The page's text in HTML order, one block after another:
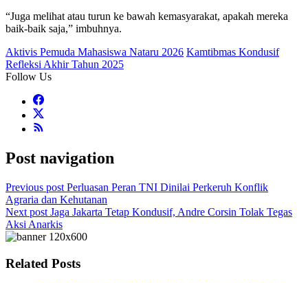
“Juga melihat atau turun ke bawah kemasyarakat, apakah mereka
baik-baik saja,” imbuhnya.
Aktivis Pemuda Mahasiswa Nataru 2026 Kamtibmas Kondusif
Refleksi Akhir Tahun 2025
Follow Us
Post navigation
Previous post Perluasan Peran TNI Dinilai Perkeruh Konflik
Agraria dan Kehutanan
Next post Jaga Jakarta Tetap Kondusif, Andre Corsin Tolak Tegas
Aksi Anarkis
Related Posts